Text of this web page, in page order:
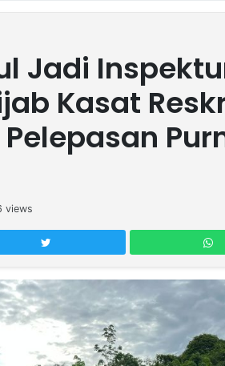
Jadi
Kasat
views